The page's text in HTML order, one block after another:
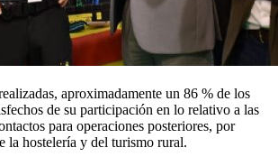
aproximadamente un 86 % de los
de su participación en lo relativo a las
para operaciones posteriores, por
la hostelería y del turismo rural.